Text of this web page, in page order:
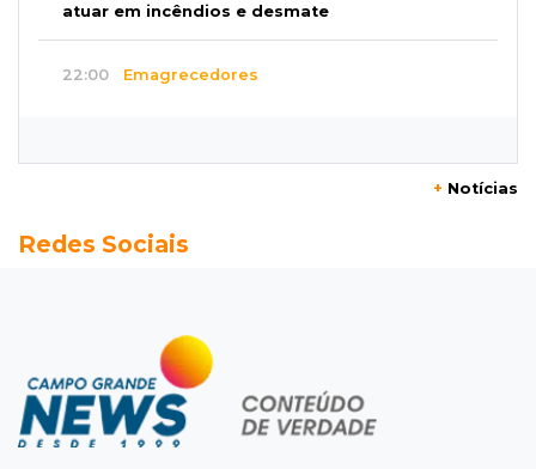
atuar em incêndios e desmate
22:00 Emagrecedores
Granizo danifica telhados e plantações
Agregado
Inter perde para o Corinthians mas avança às
quartas da Copa do Brasil
+ Notícias
Redes Sociais